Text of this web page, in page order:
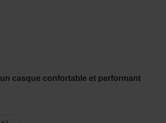
un casque confortable et performant